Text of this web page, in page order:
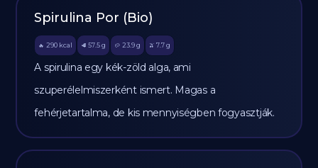
Spirulina Por (Bio)
🔥 290 kcal 🥩 57.5 g 🥔 23.9g 🫒 7.7 g
A spirulina egy kék-zöld alga, ami
szuperélelmiszerként ismert. Magas a
fehérjetartalma, de kis mennyiségben fogyasztják.